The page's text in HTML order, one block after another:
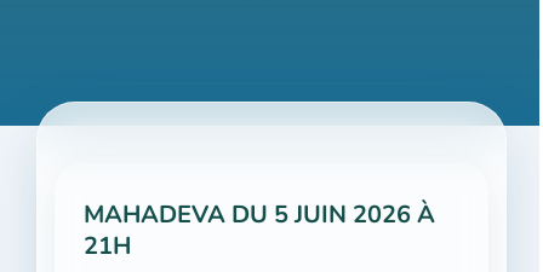
MAHADEVA DU 5 JUIN 2026 À
21H